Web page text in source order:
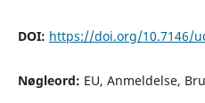
DOI: https://doi.org/10.7146/
Nøgleord: EU, Anmeldelse,